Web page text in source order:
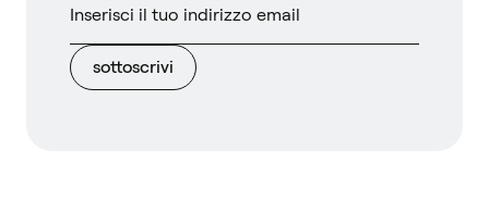
sottoscrivi